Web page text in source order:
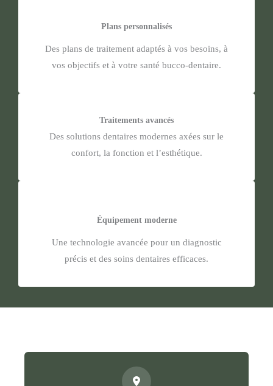
Plans personnalisés
Des plans de traitement adaptés à vos besoins, à
vos objectifs et à votre santé bucco-dentaire.
Traitements avancés​
Des solutions dentaires modernes axées sur le
confort, la fonction et l’esthétique.
Équipement moderne
Une technologie avancée pour un diagnostic
précis et des soins dentaires efficaces.